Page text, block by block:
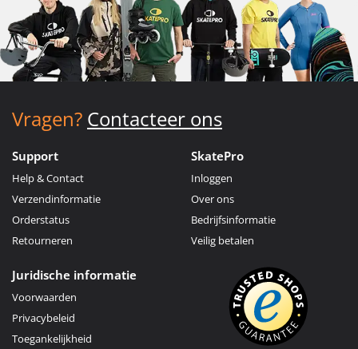
Vragen? Contacteer ons
Support
Help & Contact
Verzendinformatie
Orderstatus
Retourneren
SkatePro
Inloggen
Over ons
Bedrijfsinformatie
Veilig betalen
Juridische informatie
Voorwaarden
Privacybeleid
Toegankelijkheid